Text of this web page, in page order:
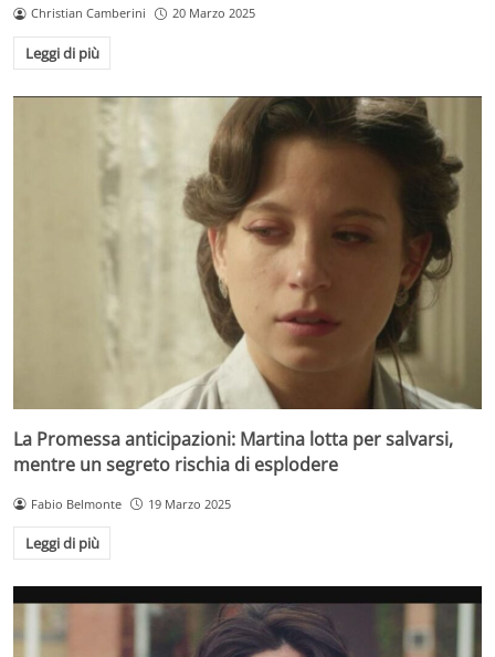
Christian Camberini 20 Marzo 2025
Leggi di più
La Promessa anticipazioni: Martina lotta per salvarsi,
mentre un segreto rischia di esplodere
Fabio Belmonte 19 Marzo 2025
Leggi di più